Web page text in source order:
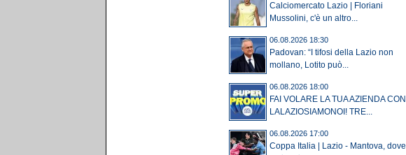
Calciomercato Lazio | Floriani
Mussolini, c'è un altro...
06.08.2026 18:30
Padovan: “I tifosi della Lazio non
mollano, Lotito può...
06.08.2026 18:00
FAI VOLARE LA TUA AZIENDA CON
LALAZIOSIAMONOI! TRE...
06.08.2026 17:00
Coppa Italia | Lazio - Mantova, dove